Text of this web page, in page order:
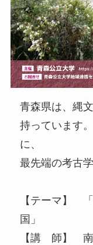
青森県は、縄
持っています
に、
最先端の考古
【テーマ】
国」
【講 師】